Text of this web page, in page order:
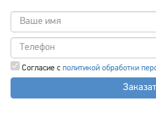
Согласие с политикой обработки